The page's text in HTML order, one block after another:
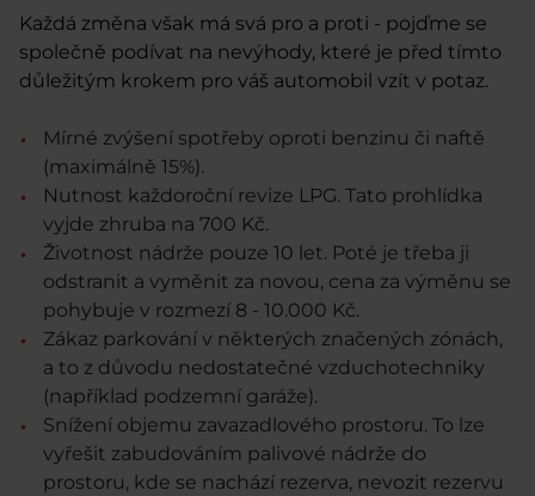
Každá změna však má svá pro a proti - pojďme se
společně podívat na nevýhody, které je před tímto
důležitým krokem pro váš automobil vzít v potaz.
Mírné zvýšení spotřeby oproti benzinu či naftě
(maximálně 15%).
Nutnost každoroční revize LPG. Tato prohlídka
vyjde zhruba na 700 Kč.
Životnost nádrže pouze 10 let. Poté je třeba ji
odstranit a vyměnit za novou, cena za výměnu se
pohybuje v rozmezí 8 - 10.000 Kč.
Zákaz parkování v některých značených zónách,
a to z důvodu nedostatečné vzduchotechniky
(například podzemní garáže).
Snížení objemu zavazadlového prostoru. To lze
vyřešit zabudováním palivové nádrže do
prostoru, kde se nachází rezerva, nevozit rezervu